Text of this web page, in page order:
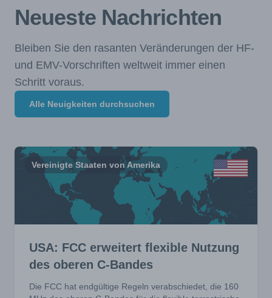
Neueste Nachrichten
Bleiben Sie den rasanten Veränderungen der HF-
und EMV-Vorschriften weltweit immer einen
Schritt voraus.
Alle Neuigkeiten durchsuchen
Vereinigte Staaten von Amerika
USA: FCC erweitert flexible Nutzung
des oberen C-Bandes
Die FCC hat endgültige Regeln verabschiedet, die 160